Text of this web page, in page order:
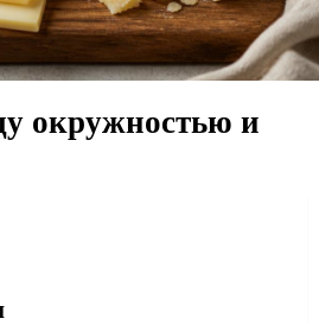
окружностью и